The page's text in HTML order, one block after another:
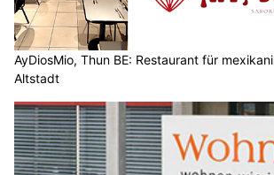
AyDiosMio, Thun BE: Restaurant für
Altstadt